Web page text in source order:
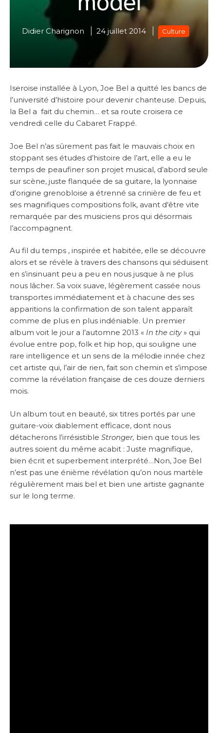
Didier Charignon 24 juillet 2014 Culture
Iseroise installée à Lyon, Joe Bel a quitté les bancs de
l’université d’histoire pour devenir chanteuse. Depuis,
la Bel a fait du chemin… et sa route croisera ce
vendredi celle du Cabaret Frappé.
Joe Bel n’as sûrement pas fait le mauvais choix en
stoppant ses études d’histoire de l’art, elle a eu le
temps de peaufiner son projet musical, d’abord seule
sur scène, juste flanquée de sa guitare, la lyonnaise
d’origine grenobloise a étrenné sa crinière de feu et
ses magnifiques compositions folk, avant d’être vite
remarquée par des musiciens pros qui désormais
l’accompagnent.
Au fil du temps , inspirée et habitée, elle se découvre
alors et se révèle à travers des chansons qui séduisent
en s’insinuant peu a peu en nous jusque à ne plus
nous lâcher. Sa voix suave, légèrement cassée nous
transportes immédiatement et à chacune des ses
apparitions la confirmation de son talent apparaît
comme de plus en plus indéniable. Un premier
album voit le jour a l’automne 2013 « In the city» qui
évolue entre pop, folk et hip hop, qui souligne une
rare intelligence et un sens de la mélodie innée chez
cet artiste qui, l’air de rien, fait son chemin et s’impose
comme la révélation française de ces douze derniers
mois.
Un album tout en beauté, six titres portés par une
guitare-voix diablement efficace, dont nous
détacherons l’irrésistible Stronger, bien que tous les
autres soient du même acabit : Juste magnifique,
bien écrit et superbement interprété…Non, Joe Bel
n’est pas une énième révélation qu’on nous martèle
régulièrement mais bel et bien une artiste gagnante
sur le long terme.